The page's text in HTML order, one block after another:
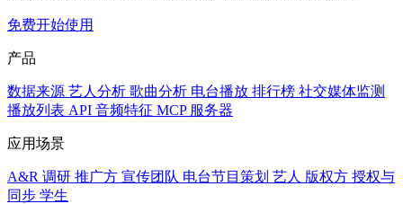
免费开始使用
产品
数据来源 艺人分析 歌曲分析 电台播放 排行榜 社交媒体监测
播放列表 API 音频特征 MCP 服务器
应用场景
A&R 调研 推广方 宣传团队 电台节目策划 艺人 版权方 授权与
同步 学生